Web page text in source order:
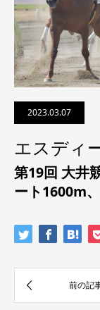
2023.03.07
エスディ
第19回 大井
ート1600m